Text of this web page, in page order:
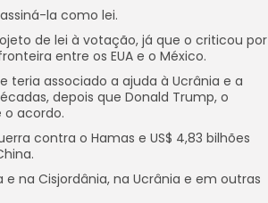
la como lei.
de lei à votação, já que o criticou por
entre os EUA e o México.
teria associado a ajuda à Ucrânia e a
depois que Donald Trump, o
acordo.
contra o Hamas e US$ 4,83 bilhões
na Cisjordânia, na Ucrânia e em outras